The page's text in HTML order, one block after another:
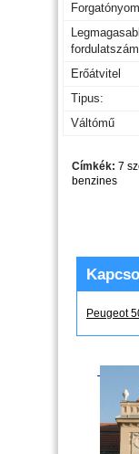
Erőátvitel
Tipus:
Váltómű
Címkék: 7
benzines
Peugeot